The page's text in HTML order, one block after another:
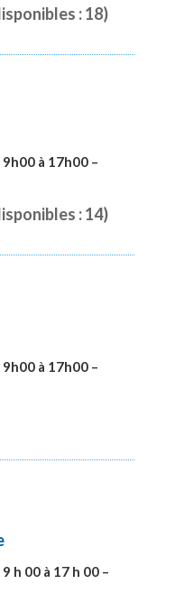
: 18)
à 17h00 –
: 14)
à 17h00 –
h 00 à 17 h 00 –